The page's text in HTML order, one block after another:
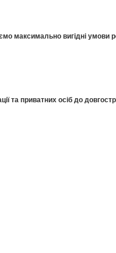
максимально вигідні умови
та приватних осіб до